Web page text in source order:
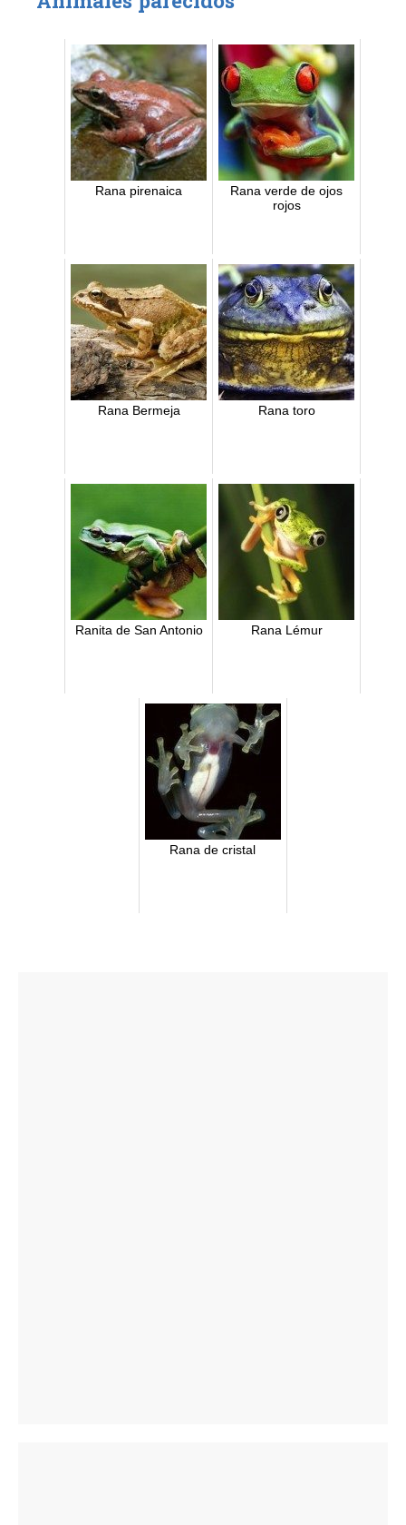
Rana pirenaica
Rana verde de ojos
rojos
Rana Bermeja Rana toro
Ranita de San Antonio Rana Lémur
Rana de cristal